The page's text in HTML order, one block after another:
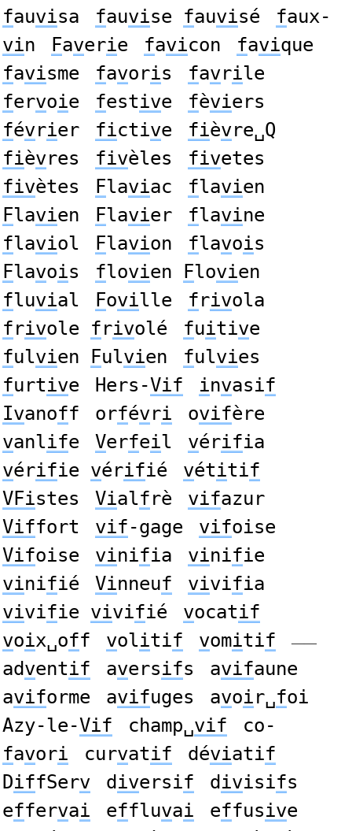
fauvisa fauvise fauvisé faux-
vin Faverie favicon favique
favisme favoris favrile
fervoie festive fèviers
février fictive fièvre␣Q
fièvres fivèles fivetes
fivètes Flaviac flavien
Flavien Flavier flavine
flaviol Flavion flavois
Flavois flovien Flovien
fluvial Foville frivola
frivole frivolé fuitive
fulvien Fulvien fulvies
furtive Hers-Vif invasif
Ivanoff orfévri ovifère
vanlife Verfeil vérifia
vérifie vérifié vétitif
VFistes Vialfrè vifazur
Viffort vif-gage vifoise
Vifoise vinifia vinifie
vinifié Vinneuf vivifia
vivifie vivifié vocatif
voix␣off volitif vomitif ——
adventif aversifs avifaune
aviforme avifuges avoir␣foi
Azy-le-Vif champ␣vif
co-
favori curvatif déviatif
DiffServ d iversif d ivisifs
effervai effluvai effusive